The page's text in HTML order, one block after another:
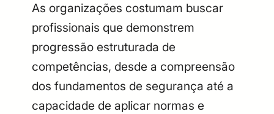
As organizações costumam buscar
profissionais que demonstrem
progressão estruturada de
competências, desde a compreensão
dos fundamentos de segurança até a
capacidade de aplicar normas e